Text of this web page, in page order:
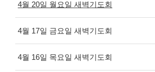
4월 20일 월요일 새벽기도회
4월 17일 금요일 새벽기도회
4월 16일 목요일 새벽기도회